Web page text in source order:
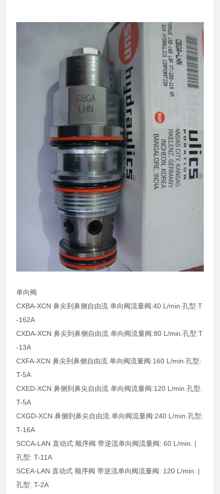
单向阀
CXBA-XCN 鼻尖到鼻侧自由流 单向阀流量阀:40 L/min.孔型:T
-162A
CXDA-XCN 鼻尖到鼻侧自由流 单向阀流量阀:80 L/min.孔型:T
-13A
CXFA-XCN 鼻尖到鼻侧自由流 单向阀流量阀:160 L/min.孔型:
T-5A
CXED-XCN 鼻侧到鼻尖自由流 单向阀流量阀:120 L/min.孔型:
T-5A
CXGD-XCN 鼻侧到鼻尖自由流 单向阀流量阀:240 L/min.孔型:
T-16A
SCCA-LAN 直动式 顺序阀 带逆流单向阀流量阀: 60 L/min. |
孔型: T-11A
SCEA-LAN 直动式 顺序阀 带逆流单向阀流量阀: 120 L/min. |
孔型: T-2A